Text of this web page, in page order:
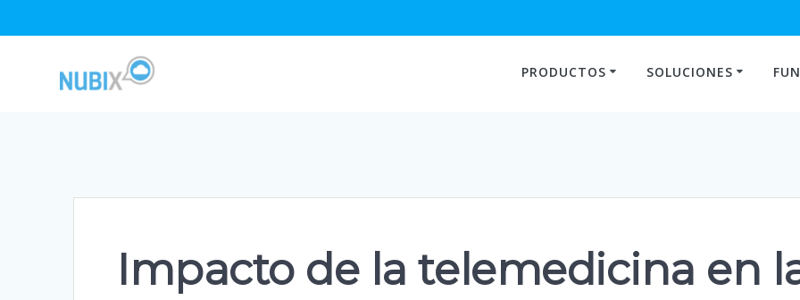
PRODUCTOS
SOLUCIONES
Impacto de la telemedicina en